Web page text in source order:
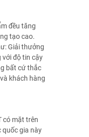
đều tăng
tạo cao.
Giải thưởng
với độ tin cậy
bất cứ thắc
khách hàng
có mặt trên
quốc gia này